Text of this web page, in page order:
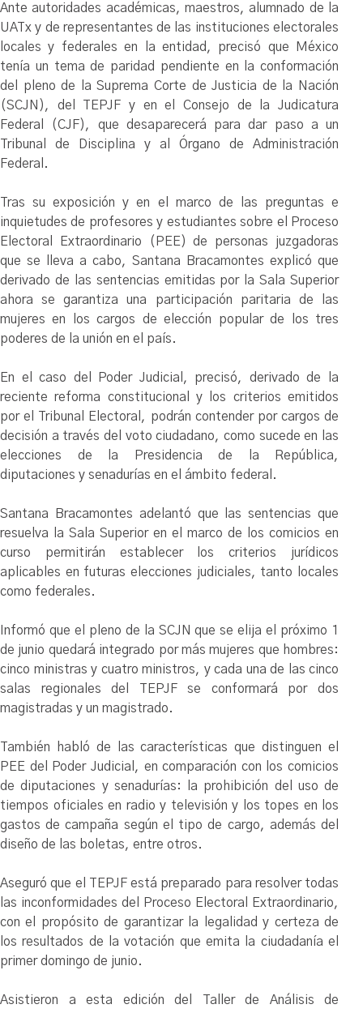
Ante autoridades académicas, maestros, alumnado de la
UATx y de representantes de las instituciones electorales
locales y federales en la entidad, precisó que México
tenía un tema de paridad pendiente en la conformación
del pleno de la Suprema Corte de Justicia de la Nación
(SCJN), del TEPJF y en el Consejo de la Judicatura
Federal (CJF), que desaparecerá para dar paso a un
Tribunal de Disciplina y al Órgano de Administración
Federal.
Tras su exposición y en el marco de las preguntas e
inquietudes de profesores y estudiantes sobre el Proceso
Electoral Extraordinario (PEE) de personas juzgadoras
que se lleva a cabo, Santana Bracamontes explicó que
derivado de las sentencias emitidas por la Sala Superior
ahora se garantiza una participación paritaria de las
mujeres en los cargos de elección popular de los tres
poderes de la unión en el país.
En el caso del Poder Judicial, precisó, derivado de la
reciente reforma constitucional y los criterios emitidos
por el Tribunal Electoral, podrán contender por cargos de
decisión a través del voto ciudadano, como sucede en las
elecciones de la Presidencia de la República,
diputaciones y senadurías en el ámbito federal.
Santana Bracamontes adelantó que las sentencias que
resuelva la Sala Superior en el marco de los comicios en
curso permitirán establecer los criterios jurídicos
aplicables en futuras elecciones judiciales, tanto locales
como federales.
Informó que el pleno de la SCJN que se elija el próximo 1
de junio quedará integrado por más mujeres que hombres:
cinco ministras y cuatro ministros, y cada una de las cinco
salas regionales del TEPJF se conformará por dos
magistradas y un magistrado.
También habló de las características que distinguen el
PEE del Poder Judicial, en comparación con los comicios
de diputaciones y senadurías: la prohibición del uso de
tiempos oficiales en radio y televisión y los topes en los
gastos de campaña según el tipo de cargo, además del
diseño de las boletas, entre otros.
Aseguró que el TEPJF está preparado para resolver todas
las inconformidades del Proceso Electoral Extraordinario,
con el propósito de garantizar la legalidad y certeza de
los resultados de la votación que emita la ciudadanía el
primer domingo de junio.
Asistieron a esta edición del Taller de Análisis de